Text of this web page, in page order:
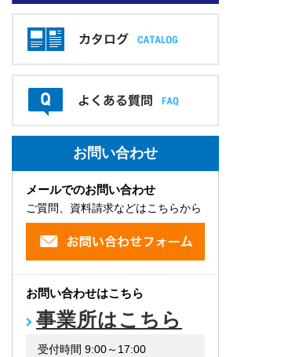
お問い合わせ
メールでのお問い合わせ
ご質問、資料請求などはこちらから
お問い合わせはこちら
事業所はこちら
受付時間 9:00～17:00